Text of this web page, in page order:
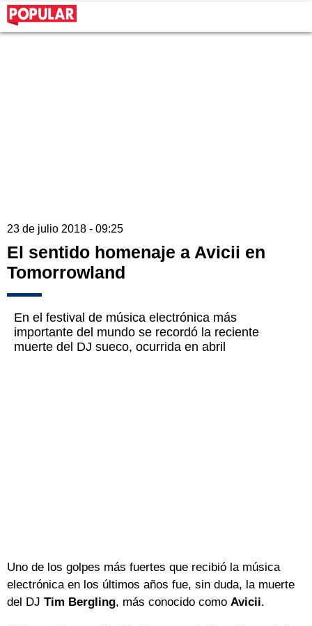
23 de julio 2018 - 09:25
El sentido homenaje a Avicii en
Tomorrowland
En el festival de música electrónica más
importante del mundo se recordó la reciente
muerte del DJ sueco, ocurrida en abril
Uno de los golpes más fuertes que recibió la música
electrónica en los últimos años fue, sin duda, la muerte
del DJ Tim Bergling, más conocido como Avicii.